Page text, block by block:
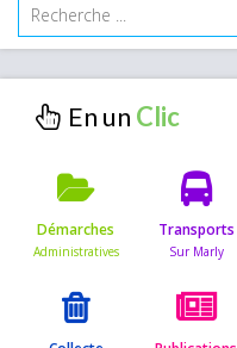
En un
Démarches Transports